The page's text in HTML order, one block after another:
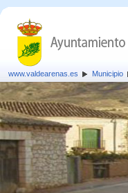
www.valdearenas.es Municipio